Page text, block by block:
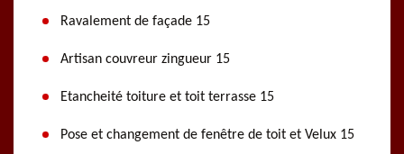
Ravalement de façade 15
Artisan couvreur zingueur 15
Etancheité toiture et toit terrasse 15
Pose et changement de fenêtre de toit et Velux 15